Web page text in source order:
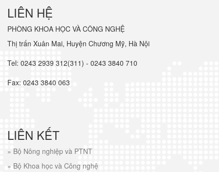
LIÊN HỆ
PHÒNG KHOA HỌC VÀ CÔNG NGHỆ
Thị trấn Xuân Mai, Huyện Chương Mỹ, Hà Nội
Tel: 0243 2939 312(311) - 0243 3840 710
Fax: 0243 3840 063
LIÊN KẾT
» Bộ Nông nghiệp và PTNT
» Bộ Khoa học và Công nghệ